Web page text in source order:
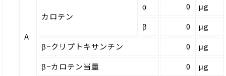
A
カロテン
α 0
μg
β
0
μg
β−クリプトキサンチン
0
μg
β−カロテン当量
0
μg